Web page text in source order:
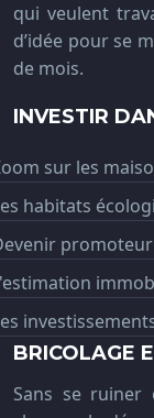
qui veulent
d’idée pour se
de mois.
INVESTIR
sur les
habitats
BRICOLAGE
Sans se ruiner